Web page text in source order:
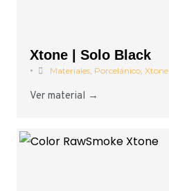
Xtone | Solo Black
• Materiales, Porcelánico, Xtone
Ver material →